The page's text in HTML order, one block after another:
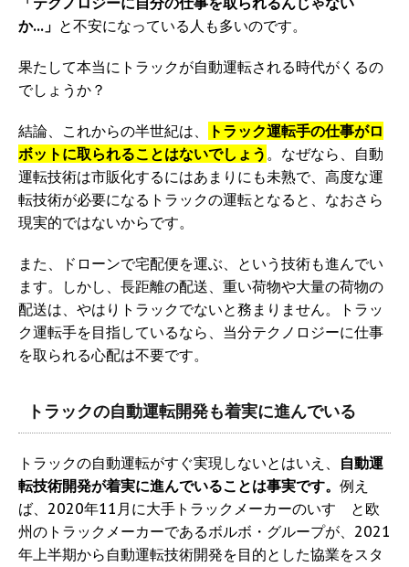
か…」 と不安になっている人も多いのです。
果たして本当にトラックが自動運転される時代がくるの
でしょうか？
結論、これからの半世紀は、
トラック運転手の仕事がロ
ボットに取られることはないでしょう 。なぜなら、自動
運転技術は市販化するにはあまりにも未熟で、高度な運
転技術が必要になるトラックの運転となると、なおさら
現実的ではないからです。
また、ドローンで宅配便を運ぶ、という技術も進んでい
ます。しかし、長距離の配送、重い荷物や大量の荷物の
配送は、やはりトラックでないと務まりません。トラッ
ク運転手を目指しているなら、当分テクノロジーに仕事
を取られる心配は不要です。
トラックの自動運転開発も着実に進んでいる
トラックの自動運転がすぐ実現しないとはいえ、 自動運
転技術開発が着実に進んでいることは事実です。 例え
ば、2020年11月に大手トラックメーカーのいすゞと欧
州のトラックメーカーであるボルボ・グループが、2021
年上半期から自動運転技術開発を目的とした協業をスタ